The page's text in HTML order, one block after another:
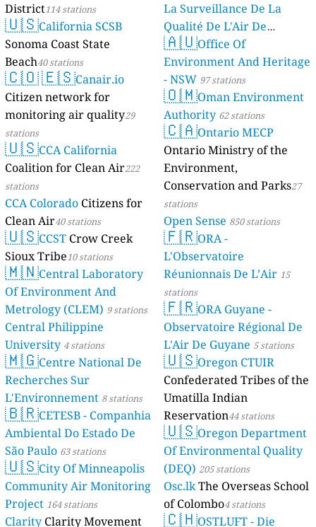
District114 stations
🇺🇸California SCSB
Sonoma Coast State
Beach40 stations
🇨🇴🇪🇸Canair.io
Citizen network for
monitoring air quality29
stations
🇺🇸CCA California
Coalition for Clean Air222
stations
CCA Colorado Citizens for
Clean Air40 stations
🇺🇸CCST Crow Creek
Sioux Tribe10 stations
🇲🇳Central Laboratory
Of Environment And
Metrology (CLEM) 9 stations
Central Philippine
University 4 stations
🇲🇬Centre National De
Recherches Sur
L'Environnement 8 stations
🇧🇷CETESB - Companhia
Ambiental Do Estado De
São Paulo 63 stations
🇺🇸City Of Minneapolis
Community Air Monitoring
Project 164 stations
Clarity Clarity Movement
La Surveillance De La
Qualité De L'Air De
Mayotte 4 stations
🇦🇺Office Of
Environment And Heritage
- NSW 97 stations
🇴🇲Oman Environment
Authority 62 stations
🇨🇦Ontario MECP
Ontario Ministry of the
Environment,
Conservation and Parks27
stations
Open Sense 850 stations
🇫🇷ORA -
L'Observatoire
Réunionnais De L’Air 15
stations
🇫🇷ORA Guyane -
Observatoire Régional De
L'Air De Guyane 5 stations
🇺🇸Oregon CTUIR
Confederated Tribes of the
Umatilla Indian
Reservation44 stations
🇺🇸Oregon Department
Of Environmental Quality
(DEQ) 205 stations
Osc.lkThe Overseas School
of Colombo4 stations
🇨🇭OSTLUFT - Die